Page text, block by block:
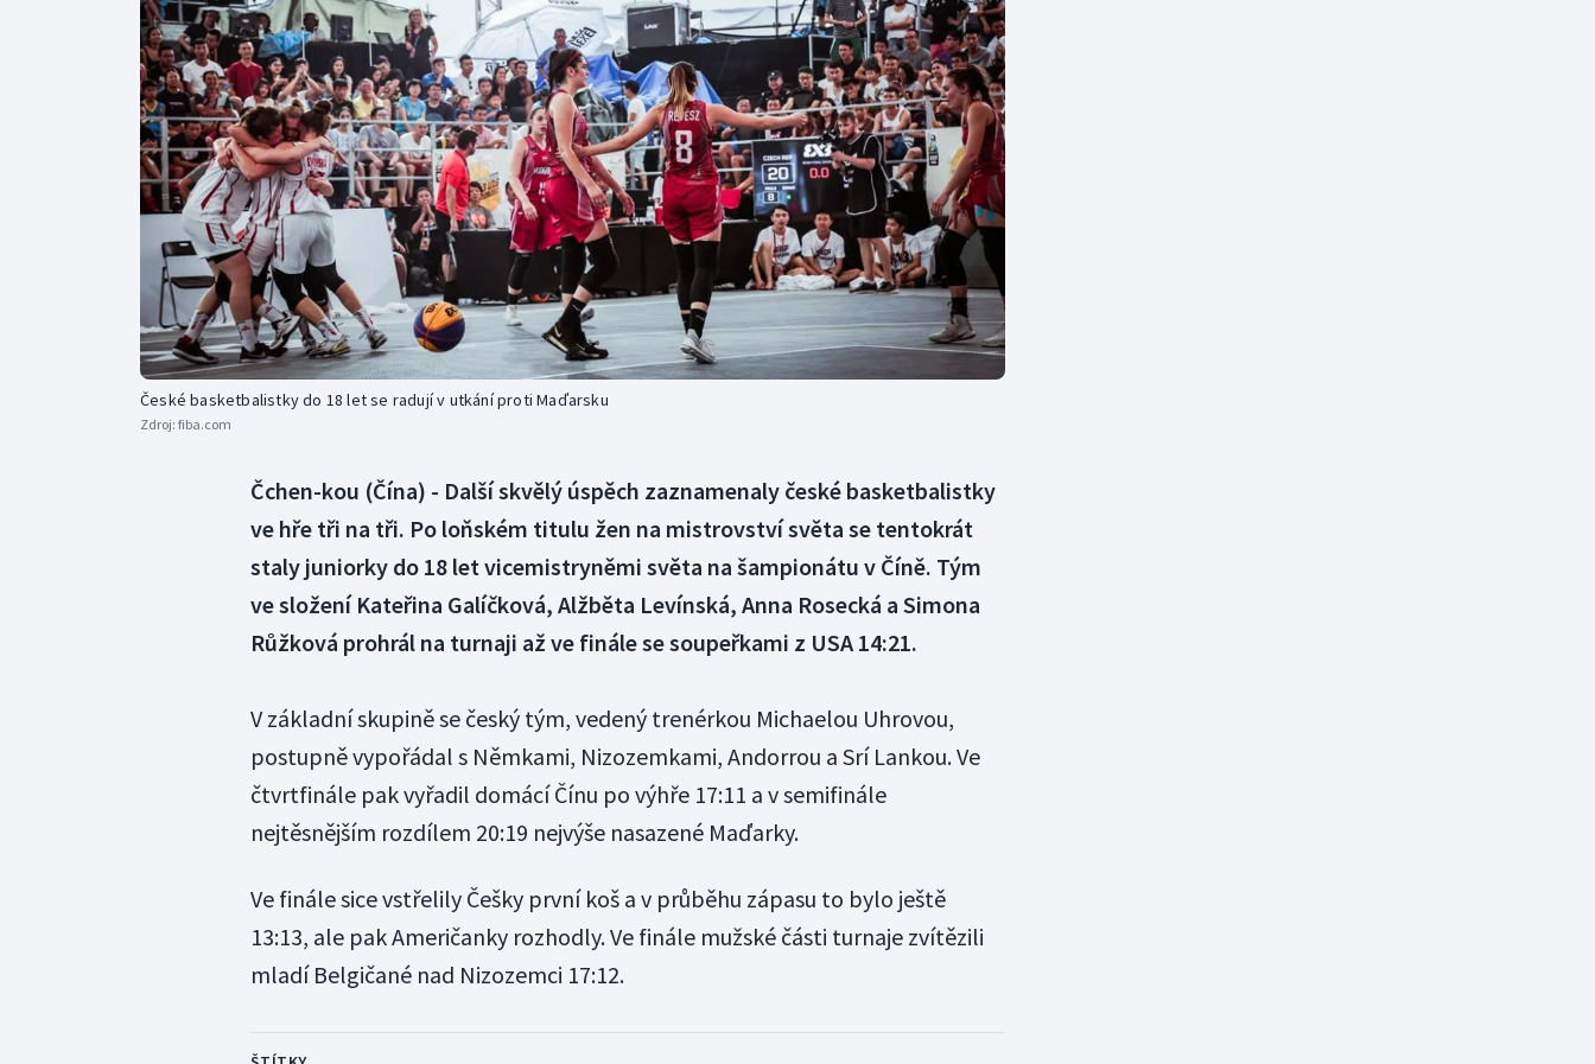
Curling
Dostihy
Florbal
Futsal
Golf
Gymnastika
Moderní pětiboj
Motorsport
Olympijské hry
Parasport
Plavání
Plážový volejbal
Triatlon
Veslování
Vodní slalom
Volejbal
Ostatní
České basketbalistky do 18 let se radují v utkání proti Maďarsku
Zdroj: fiba.com
Čchen-kou (Čína) - Další skvělý úspěch zaznamenaly české basketbalistky
ve hře tři na tři. Po loňském titulu žen na mistrovství světa se tentokrát
staly juniorky do 18 let vicemistryněmi světa na šampionátu v Číně. Tým
ve složení Kateřina Galíčková, Alžběta Levínská, Anna Rosecká a Simona
Růžková prohrál na turnaji až ve finále se soupeřkami z USA 14:21.
V základní skupině se český tým, vedený trenérkou Michaelou Uhrovou,
postupně vypořádal s Němkami, Nizozemkami, Andorrou a Srí Lankou. Ve
čtvrtfinále pak vyřadil domácí Čínu po výhře 17:11 a v semifinále
nejtěsnějším rozdílem 20:19 nejvýše nasazené Maďarky.
Ve finále sice vstřelily Češky první koš a v průběhu zápasu to bylo ještě
13:13, ale pak Američanky rozhodly. Ve finále mužské části turnaje zvítězili
mladí Belgičané nad Nizozemci 17:12.